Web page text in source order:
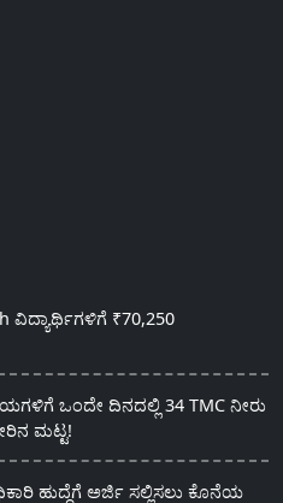
ವಿದ್ಯಾರ್ಥಿಗಳಿಗೆ ₹70,250
ಒಂದೇ ದಿನದಲ್ಲಿ 34 TMC ನೀರು
ಮಟ್ಟ!
ಹುದ್ದೆಗೆ ಅರ್ಜಿ ಸಲ್ಲಿಸಲು ಕೊನೆಯ